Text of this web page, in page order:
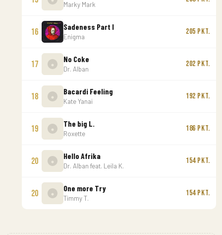
Marky Mark
16
Sadeness Part I
Enigma
205 Pkt.
17
No Coke
Dr. Alban
202 Pkt.
18
Bacardi Feeling
Kate Yanai
192 Pkt.
19
The big L.
Roxette
186 Pkt.
20
Hello Afrika
Dr. Alban feat. Leila K.
154 Pkt.
20
One more Try
Timmy T.
154 Pkt.